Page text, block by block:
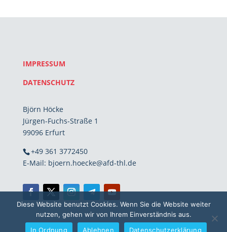
IMPRESSUM
DATENSCHUTZ
Björn Höcke
Jürgen-Fuchs-Straße 1
99096 Erfurt
+49 361 3772450
E-Mail: bjoern.hoecke@afd-thl.de
Diese Website benutzt Cookies. Wenn Sie die Website weiter
nutzen, gehen wir von Ihrem Einverständnis aus.
In Ordnung
Ablehnen Datenschutzerklärung